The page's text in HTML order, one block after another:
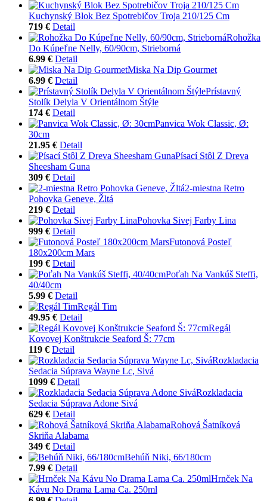
Kuchynský Blok Bez Spotrebičov Troja 210/125 Cm
719 € Detail
Rohožka
Do Kúpeľne Nelly, 60/90cm, Strieborná
6.99 € Detail
Miska Na Dip Gourmet
6.99 € Detail
Prístavný
Stolík Delyla V Orientálnom Štýle
174 € Detail
Panvica Wok Classic, Ø:
30cm
21.95 € Detail
Písací Stôl Z Dreva
Sheesham Guna
309 € Detail
2-miestna Retro
Pohovka Geneve, Žltá
219 € Detail
Pohovka Sivej Farby Lina
999 € Detail
Futonová Posteľ
180x200cm Mars
199 € Detail
Poťah Na Vankúš Steffi,
40/40cm
5.99 € Detail
Regál Tim
49.95 € Detail
Regál
Kovovej Konštrukcie Seaford Š: 77cm
119 € Detail
Rozkladacia
Sedacia Súprava Wayne Lc, Sivá
1099 € Detail
Rozkladacia
Sedacia Súprava Adone Sivá
629 € Detail
Rohová Šatníková
Skriňa Alabama
349 € Detail
Behúň Niki, 66/180cm
7.99 € Detail
Hrnček Na
Kávu No Drama Lama Ca. 250ml